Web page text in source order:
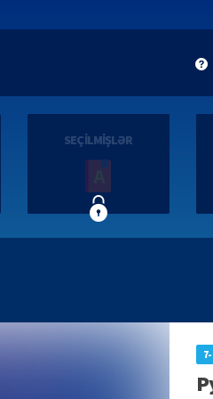
SEÇİLMİŞLƏR